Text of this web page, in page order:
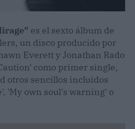
es el sexto álbum de
un disco producido por
Everett y Jonathan Rado
como primer single,
otros sencillos incluidos
'My own soul's warning' o